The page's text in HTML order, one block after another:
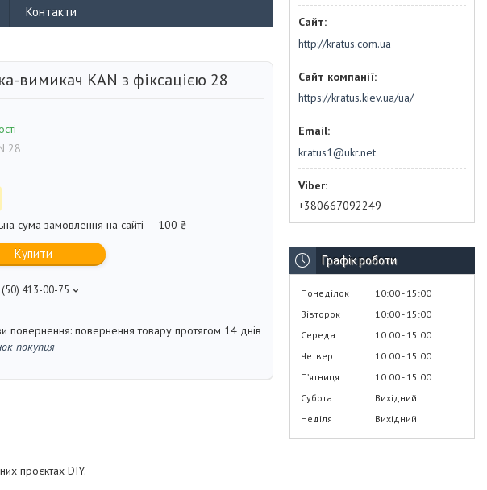
Контакти
вимикач KAN з фіксацією 28
28
сума замовлення на сайті — 100 ₴
Купити
413-00-75
повернення товару протягом 14 днів
покупця
проєктах DIY.
http://kratus.com.ua
https://kratus.kiev.ua/ua/
kratus1@ukr.net
+380667092249
Графік роботи
Понеділок 10:00 15:00
Вівторок
10:00 15:00
Середа
10:00 15:00
Четвер
10:00 15:00
Пʼятниця
10:00 15:00
Субота
Вихідний
Неділя
Вихідний